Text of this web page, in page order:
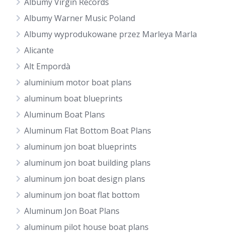
Albumy Warner Music Poland
Albumy wyprodukowane przez Marleya Marla
Alicante
Alt Empordà
aluminium motor boat plans
aluminum boat blueprints
Aluminum Boat Plans
Aluminum Flat Bottom Boat Plans
aluminum jon boat blueprints
aluminum jon boat building plans
aluminum jon boat design plans
aluminum jon boat flat bottom
Aluminum Jon Boat Plans
aluminum pilot house boat plans